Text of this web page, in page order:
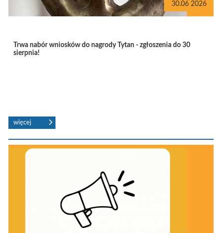
30.06 2026
Trwa nabór wniosków do nagrody Tytan - zgłoszenia do 30
sierpnia!